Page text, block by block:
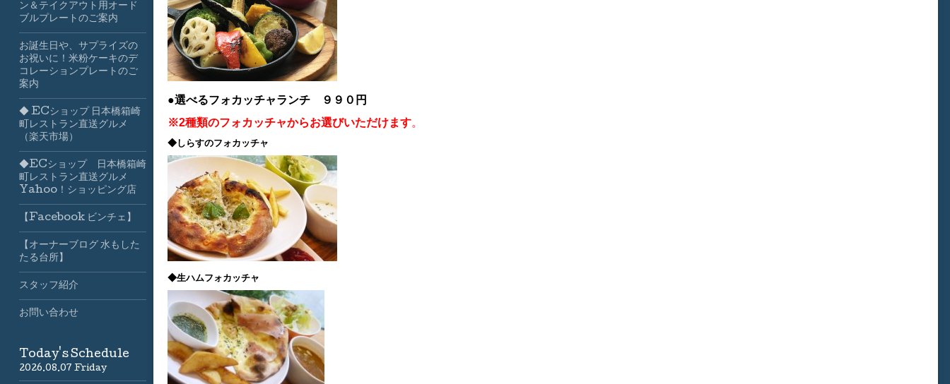
●選べるフォカッチャランチ ９９０円
※2種類のフォカッチャからお選びいただけます。
◆しらすのフォカッチャ
◆生ハムフォカッチャ
ン＆テイクアウト用オード
ブルプレートのご案内
お誕生日や、サプライズの
お祝いに！米粉ケーキのデ
コレーションプレートのご
案内
◆ ECショップ 日本橋箱崎
町レストラン直送グルメ
（楽天市場）
◆ECショップ 日本橋箱崎
町レストラン直送グルメ
Yahoo！ショッピング店
【Facebook ビンチェ】
【オーナーブログ 水もした
たる台所】
スタッフ紹介
お問い合わせ
Today's Schedule
2026.08.07 Friday